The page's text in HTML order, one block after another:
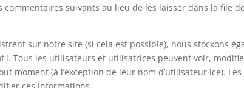
suivants au lieu de les laisser dans la file de
sur notre site (si cela est possible), nous stockons
Tous les utilisateurs et utilisatrices peuvent voir,
moment (à l’exception de leur nom d’utilisateur·ice). Les